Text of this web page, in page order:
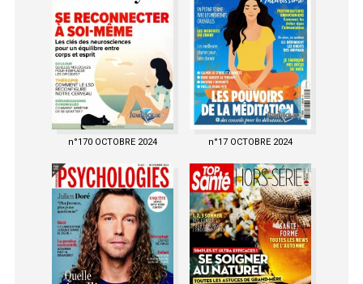
n°170 OCTOBRE 2024 n°17 OCTOBRE 2024